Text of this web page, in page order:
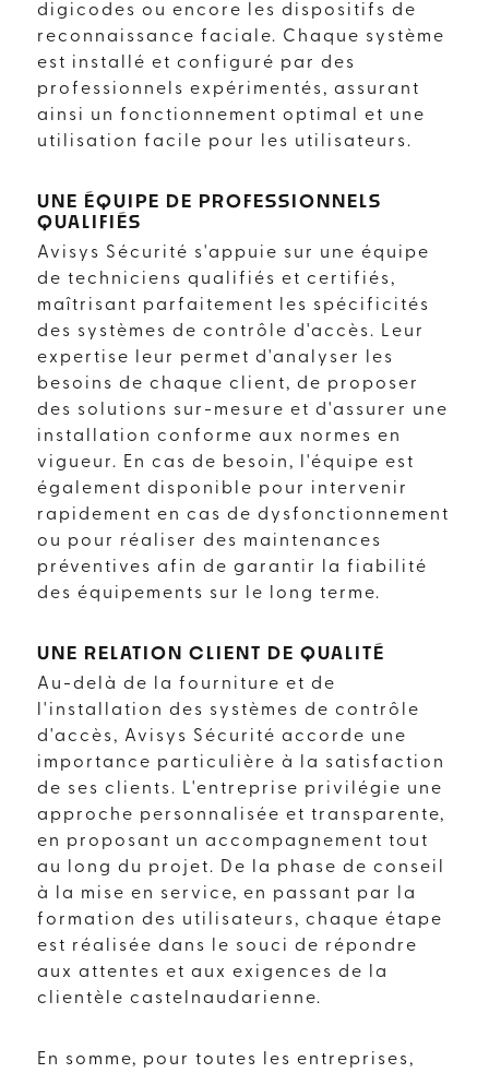
digicodes ou encore les dispositifs de
reconnaissance faciale. Chaque système
est installé et configuré par des
professionnels expérimentés, assurant
ainsi un fonctionnement optimal et une
utilisation facile pour les utilisateurs.
UNE ÉQUIPE DE PROFESSIONNELS
QUALIFIÉS
Avisys Sécurité s'appuie sur une équipe
de techniciens qualifiés et certifiés,
maîtrisant parfaitement les spécificités
des systèmes de contrôle d'accès. Leur
expertise leur permet d'analyser les
besoins de chaque client, de proposer
des solutions sur-mesure et d'assurer une
installation conforme aux normes en
vigueur. En cas de besoin, l'équipe est
également disponible pour intervenir
rapidement en cas de dysfonctionnement
ou pour réaliser des maintenances
préventives afin de garantir la fiabilité
des équipements sur le long terme.
UNE RELATION CLIENT DE QUALITÉ
Au-delà de la fourniture et de
l'installation des systèmes de contrôle
d'accès, Avisys Sécurité accorde une
importance particulière à la satisfaction
de ses clients. L'entreprise privilégie une
approche personnalisée et transparente,
en proposant un accompagnement tout
au long du projet. De la phase de conseil
à la mise en service, en passant par la
formation des utilisateurs, chaque étape
est réalisée dans le souci de répondre
aux attentes et aux exigences de la
clientèle castelnaudarienne.
En somme, pour toutes les entreprises,